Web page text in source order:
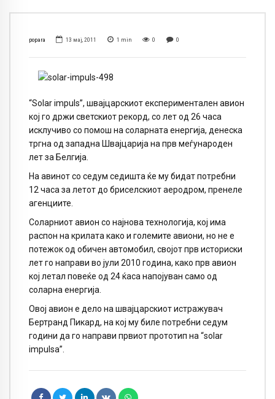
popara 13 мај, 2011 1 min 0 0
“Solar impuls”, швајцарскиот експериментален авион
кој го држи светскиот рекорд, со лет од 26 часа
исклучиво со помош на соларната енергија, денеска
тргна од западна Швајцарија на прв меѓународен
лет за Белгија.
На авинот со седум седишта ќе му бидат потребни
12 часа за летот до бриселскиот аеродром, пренеле
агенциите.
Соларниот авион со најнова технологија, кој има
распон на крилата како и големите авиони, но не е
потежок од обичен автомобил, својот прв историски
лет го направи во јули 2010 година, како прв авион
кој летал повеќе од 24 ќаса напојуван само од
соларна енергија.
Овој авион е дело на швајцарскиот истражувач
Бертранд Пикард, на кој му биле потребни седум
години да го направи првиот прототип на “solar
impulsa”.